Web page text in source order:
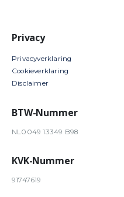
Privacy
Privacyverklaring
Cookieverklaring
Disclaimer
BTW-Nummer
NL0049 13349 B98
KVK-Nummer
91747619